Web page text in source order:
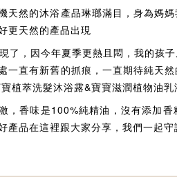
天然的沐浴產品琳瑯滿目，身為媽
更天然的產品出現
了，因今年夏季更熱且悶，我的孩
一直有新舊的抓痕，一直期待純天
植萃洗髮沐浴露&寶寶滋潤植物油乳
，香味是100%純精油，沒有添加
產品在這裡跟大家分享，我們一起